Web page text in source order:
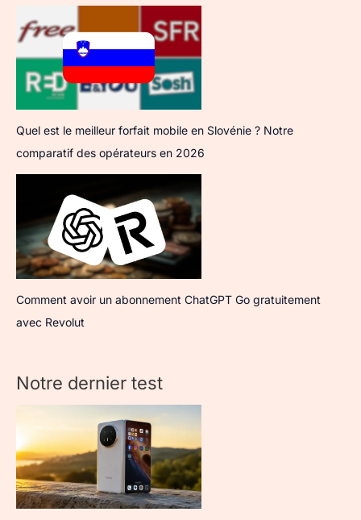
Quel est le meilleur forfait mobile en Slovénie ? Notre
comparatif des opérateurs en 2026
Comment avoir un abonnement ChatGPT Go gratuitement
avec Revolut
Notre dernier test